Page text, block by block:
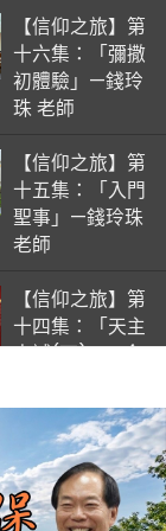
【信仰之旅】第
十六集：「彌撒
初體驗」—錢玲
珠 老師
【信仰之旅】第
十五集：「入門
聖事」—錢玲珠
老師
【信仰之旅】第
十四集：「天主
十誡(下)」—金
【信仰之旅】第
十三集：「天主
十誡(上)」—金
毓瑋 神父